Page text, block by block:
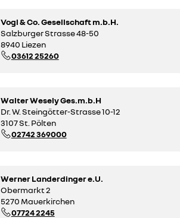
Vogl & Co. Gesellschaft m.b.H.
Salzburger Strasse 48-50
8940 Liezen
03612 25260
Walter Wesely Ges.m.b.H
Dr. W. Steingötter-Strasse 10-12
3107 St. Pölten
02742 369000
Werner Landerdinger e.U.
Obermarkt 2
5270 Mauerkirchen
07724 2245